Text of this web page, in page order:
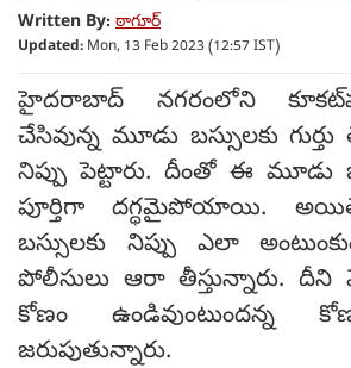
Written By: ఠాగూర్
Updated: Mon, 13 Feb 2023 (12:57 IST)
హైదరాబాద్ నగరంలోని
చేసివున్న మూడు బస్సులకు
నిప్పు పెట్టారు. దీంతో ఈ మూడు
పూర్తిగా దగ్ధమైపోయాయి.
బస్సులకు నిప్పు ఎలా
పోలీసులు ఆరా తీస్తున్నారు. దీని
కోణం ఉండివుంటుందన్న
జరుపుతున్నారు.